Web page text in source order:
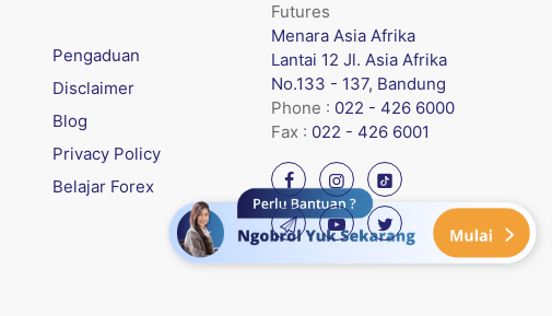
Pengaduan
Disclaimer
Blog
Privacy Policy
Belajar Forex
Futures
Menara Asia Afrika
Lantai 12 Jl. Asia Afrika
No.133 - 137, Bandung
Phone : 022 - 426 6000
Fax : 022 - 426 6001